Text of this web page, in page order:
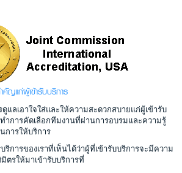
ำคัญแก่ผู้เข้ารับบริการ
แลเอาใจใส่และให้ความสะดวกสบายแก่ผู้เข้ารับ
ำการคัดเลือกทีมงานที่ผ่านการอบรมและความรู้
การให้บริการ
การของเราที่เห็นได้ว่าผู้ที่เข้ารับบริการจะมีความ
ตรให้มาเข้ารับบริการที่